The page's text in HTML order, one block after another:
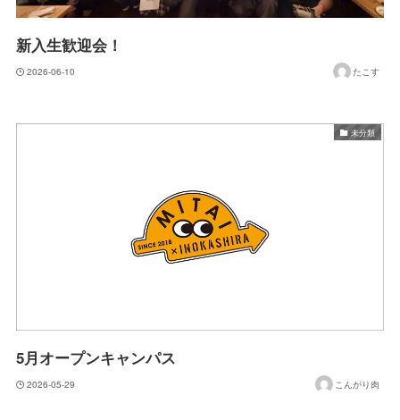
新入生歓迎会！
2026-06-10 たこす
未分類
5月オープンキャンパス
2026-05-29 こんがり肉